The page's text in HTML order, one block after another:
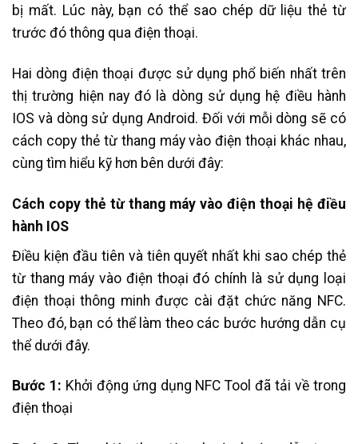
bị mất. Lúc này, bạn có thể sao chép dữ liệu thẻ từ
trước đó thông qua điện thoại.
Hai dòng điện thoại được sử dụng phổ biến nhất trên
thị trường hiện nay đó là dòng sử dụng hệ điều hành
IOS và dòng sử dụng Android. Đối với mỗi dòng sẽ có
cách copy thẻ từ thang máy vào điện thoại khác nhau,
cùng tìm hiểu kỹ hơn bên dưới đây:
Cách copy thẻ từ thang máy vào điện thoại hệ điều
hành IOS
Điều kiện đầu tiên và tiên quyết nhất khi sao chép thẻ
từ thang máy vào điện thoại đó chính là sử dụng loại
điện thoại thông minh được cài đặt chức năng NFC.
Theo đó, bạn có thể làm theo các bước hướng dẫn cụ
thể dưới đây.
Bước 1: Khởi động ứng dụng NFC Tool đã tải về trong
điện thoại